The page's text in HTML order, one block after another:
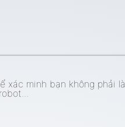
xác minh bạn không phải là
robot...